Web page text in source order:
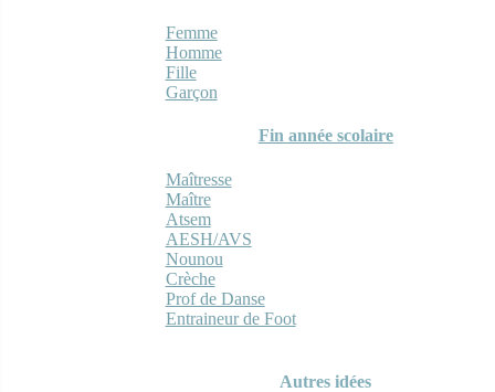
Femme
Homme
Fille
Garçon
Fin année scolaire
Maîtresse
Maître
Atsem
AESH/AVS
Nounou
Crèche
Prof de Danse
Entraineur de Foot
Autres idées